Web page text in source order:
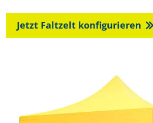
Jetzt Faltzelt konfigurieren